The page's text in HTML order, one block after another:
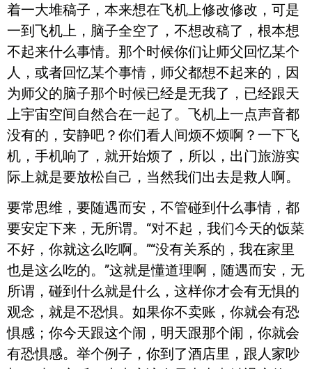
着一大堆稿子，本来想在飞机上修改修改，可是
一到飞机上，脑子全空了，不想改稿了，根本想
不起来什么事情。那个时候你们让师父回忆某个
人，或者回忆某个事情，师父都想不起来的，因
为师父的脑子那个时候已经是无我了，已经跟天
上宇宙空间自然合在一起了。飞机上一点声音都
没有的，安静吧？你们看人间烦不烦啊？一下飞
机，手机响了，就开始烦了，所以，出门旅游实
际上就是要放松自己，当然我们出去是救人啊。
要常思维，要随遇而安，不管碰到什么事情，都
要安定下来，无所谓。“对不起，我们今天的饭菜
不好，你就这么吃啊。”“没有关系的，我在家里
也是这么吃的。”这就是懂道理啊，随遇而安，无
所谓，碰到什么就是什么，这样你才会有无惧的
观念，就是不恐惧。如果你不卖账，你就会有恐
惧感；你今天跟这个闹，明天跟那个闹，你就会
有恐惧感。举个例子，你到了酒店里，跟人家吵